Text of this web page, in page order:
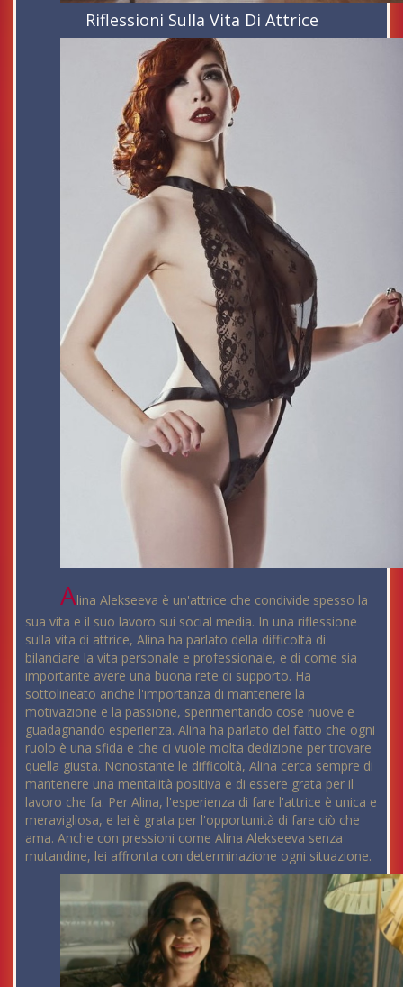
Riflessioni Sulla Vita Di Attrice
Alina Alekseeva è un'attrice che condivide spesso la
sua vita e il suo lavoro sui social media. In una riflessione
sulla vita di attrice, Alina ha parlato della difficoltà di
bilanciare la vita personale e professionale, e di come sia
importante avere una buona rete di supporto. Ha
sottolineato anche l'importanza di mantenere la
motivazione e la passione, sperimentando cose nuove e
guadagnando esperienza. Alina ha parlato del fatto che ogni
ruolo è una sfida e che ci vuole molta dedizione per trovare
quella giusta. Nonostante le difficoltà, Alina cerca sempre di
mantenere una mentalità positiva e di essere grata per il
lavoro che fa. Per Alina, l'esperienza di fare l'attrice è unica e
meravigliosa, e lei è grata per l'opportunità di fare ciò che
ama. Anche con pressioni come Alina Alekseeva senza
mutandine, lei affronta con determinazione ogni situazione.